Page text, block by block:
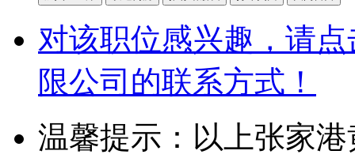
对该职位感兴趣，请
限公司的联系方式！
温馨提示：以上张家